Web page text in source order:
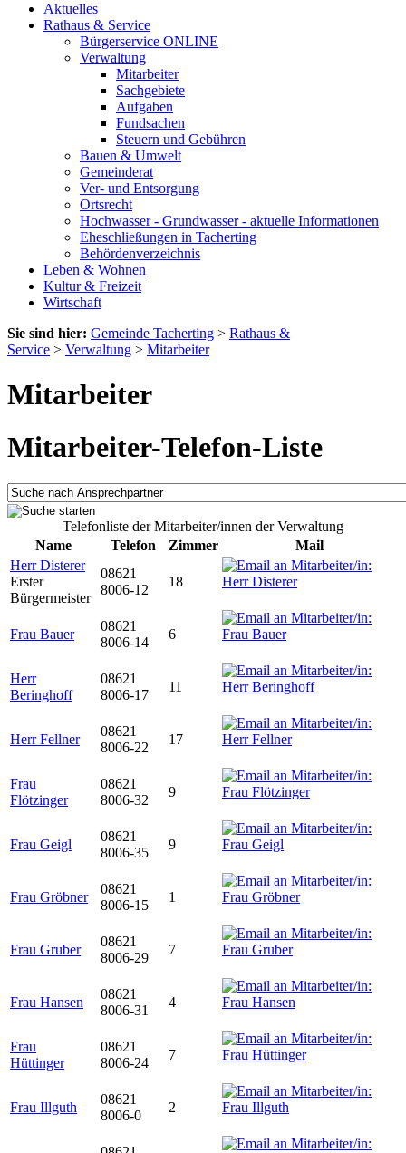
Aktuelles
Rathaus & Service
Bürgerservice ONLINE
Verwaltung
Mitarbeiter
Sachgebiete
Aufgaben
Fundsachen
Steuern und Gebühren
Bauen & Umwelt
Gemeinderat
Ver- und Entsorgung
Ortsrecht
Hochwasser - Grundwasser - aktuelle Informationen
Eheschließungen in Tacherting
Behördenverzeichnis
Leben & Wohnen
Kultur & Freizeit
Wirtschaft
Sie sind hier: Gemeinde Tacherting > Rathaus &
Service > Verwaltung > Mitarbeiter
Mitarbeiter
Mitarbeiter-Telefon-Liste
Telefonliste der Mitarbeiter/innen der Verwaltung
Name
Telefon Zimmer
Mail
Herr Disterer
Erster
Bürgermeister
08621
8006-12
18
Frau Bauer
08621
8006-14
6
Herr
Beringhoff
08621
8006-17
11
Herr Fellner
08621
8006-22
17
Frau
Flötzinger
08621
8006-32
9
Frau Geigl
08621
8006-35
9
Frau Gröbner
08621
8006-15
1
Frau Gruber
08621
8006-29
7
Frau Hansen
08621
8006-31
4
Frau
Hüttinger
08621
8006-24
7
Frau Illguth
08621
8006-0
2